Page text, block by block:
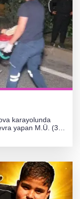
karayolunda
yapan M.Ü. (35)